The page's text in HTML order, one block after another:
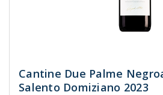
Cantine Due Palme
Salento Domiziano 2023